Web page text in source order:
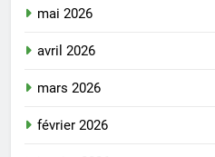
mai 2026
avril 2026
mars 2026
février 2026